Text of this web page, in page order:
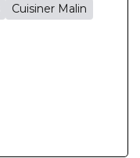
Cuisiner Malin